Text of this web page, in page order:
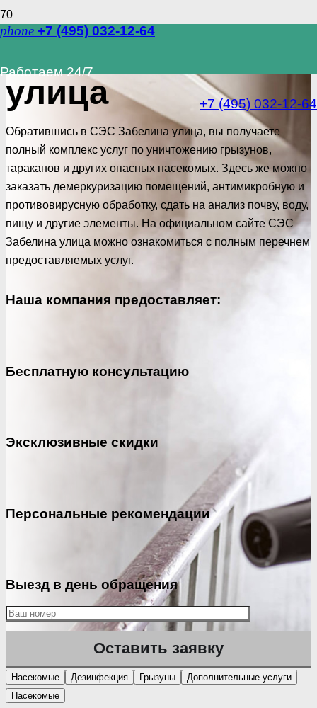
phone +7 (495) 032-12-64
Работаем 24/7
+7 (495) 032-12-64
улица
Обратившись в СЭС Забелина улица, вы получаете
полный комплекс услуг по уничтожению грызунов,
тараканов и других опасных насекомых. Здесь же можно
заказать демеркуризацию помещений, антимикробную и
противовирусную обработку, сдать на анализ почву, воду,
пищу и другие элементы. На официальном сайте СЭС
Забелина улица можно ознакомиться с полным перечнем
предоставляемых услуг.
Наша компания предоставляет:
Бесплатную консультацию
Эксклюзивные скидки
Персональные рекомендации
Выезд в день обращения
Насекомые Дезинфекция Грызуны
Дополнительные услуги
Насекомые